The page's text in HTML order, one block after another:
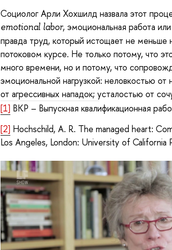
Социолог Арли Хохшилд назвала этот
emotional labor, эмоциональная работа
правда труд, который истощает не меньше
потоковом курсе. Не только потому, что
много времени, но и потому, что
эмоциональной нагрузкой: неловкостью
от агрессивных нападок; усталостью от
[1] ВКР – Выпускная квалификационная
[2] Hochschild, A. R. The managed heart:
Los Angeles, London: University of California